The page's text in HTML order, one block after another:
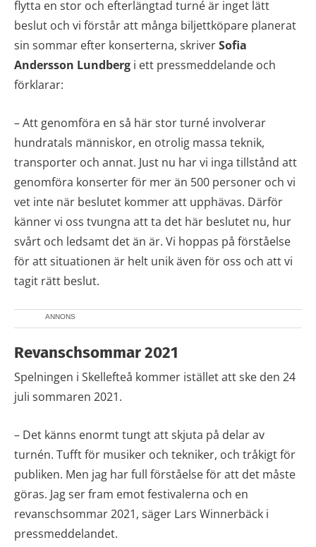
flytta en stor och efterlängtad turné är inget lätt
beslut och vi förstår att många biljettköpare planerat
sin sommar efter konserterna, skriverSofia
Andersson Lundberg i ett pressmeddelande och
förklarar:
– Att genomföra en så här stor turné involverar
hundratals människor, en otrolig massa teknik,
transporter och annat. Just nu har vi inga tillstånd att
genomföra konserter för mer än 500 personer och vi
vet inte när beslutet kommer att upphävas. Därför
känner vi oss tvungna att ta det här beslutet nu, hur
svårt och ledsamt det än är. Vi hoppas på förståelse
för att situationen är helt unik även för oss och att vi
tagit rätt beslut.
ANNONS
Revanschsommar 2021
Spelningen i Skellefteå kommer istället att ske den 24
juli sommaren 2021.
– Det känns enormt tungt att skjuta på delar av
turnén. Tufft för musiker och tekniker, och tråkigt för
publiken. Men jag har full förståelse för att det måste
göras. Jag ser fram emot festivalerna och en
revanschsommar 2021, säger Lars Winnerbäck i
pressmeddelandet.